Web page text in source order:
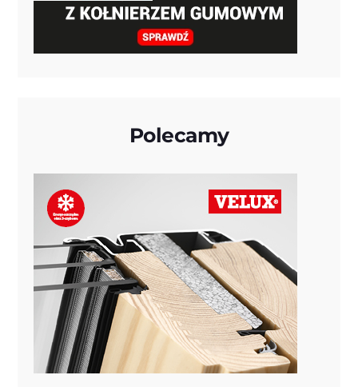
Polecamy